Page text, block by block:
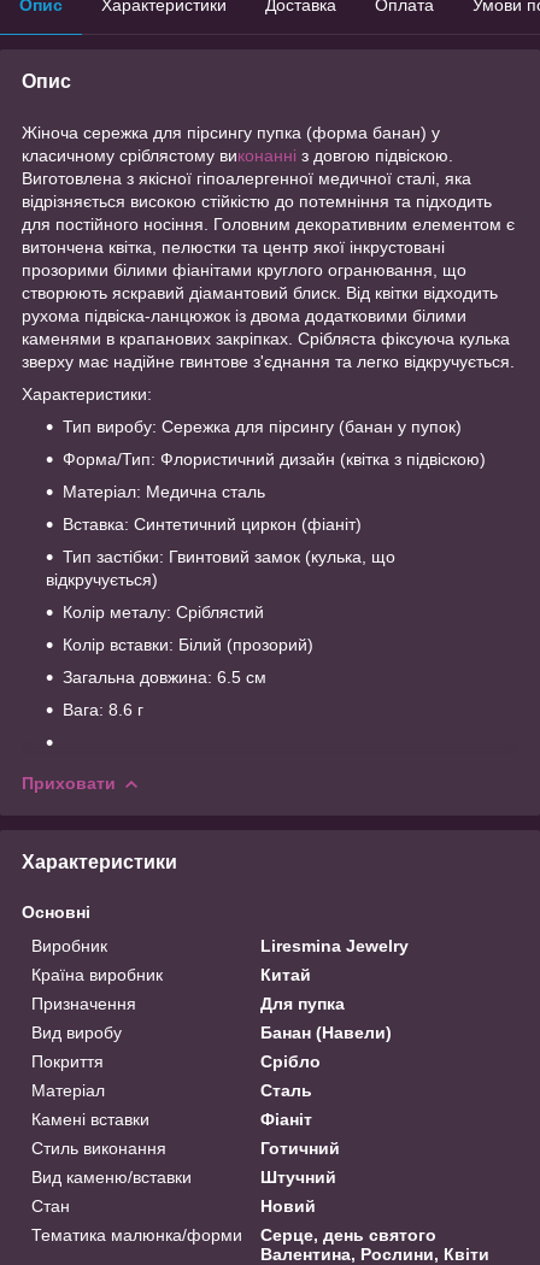
Опис Характеристики Доставка Оплата Умови
Опис
Жіноча сережка для пірсингу пупка (форма банан) у
класичному сріблястому виконанні з довгою підвіскою.
Виготовлена з якісної гіпоалергенної медичної сталі, яка
відрізняється високою стійкістю до потемніння та підходить
для постійного носіння. Головним декоративним елементом є
витончена квітка, пелюстки та центр якої інкрустовані
прозорими білими фіанітами круглого огранювання, що
створюють яскравий діамантовий блиск. Від квітки відходить
рухома підвіска-ланцюжок із двома додатковими білими
каменями в крапанових закріпках. Срібляста фіксуюча кулька
зверху має надійне гвинтове з'єднання та легко відкручується.
Характеристики:
Тип виробу: Сережка для пірсингу (банан у пупок)
Форма/Тип: Флористичний дизайн (квітка з підвіскою)
Матеріал: Медична сталь
Вставка: Синтетичний циркон (фіаніт)
Тип застібки: Гвинтовий замок (кулька, що
відкручується)
Колір металу: Сріблястий
Колір вставки: Білий (прозорий)
Загальна довжина: 6.5 см
Вага: 8.6 г
Приховати
Характеристики
Основні
Виробник
Liresmina Jewelry
Країна виробник
Китай
Призначення
Для пупка
Вид виробу
Банан (Навели)
Покриття
Срібло
Матеріал
Сталь
Камені вставки
Фіаніт
Стиль виконання
Готичний
Вид каменю/вставки
Штучний
Стан
Новий
Тематика малюнка/форми
Серце, день святого
Валентина, Рослини, Квіти